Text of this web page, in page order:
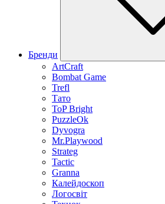
Бренди
ArtCraft
Bombat Game
Trefl
Тато
ToP Bright
PuzzleOk
Dyvogra
Mr.Playwood
Strateg
Tactic
Granna
Калейдоскоп
Логосвіт